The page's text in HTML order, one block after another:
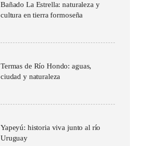
Bañado La Estrella: naturaleza y
cultura en tierra formoseña
Termas de Río Hondo: aguas,
ciudad y naturaleza
Yapeyú: historia viva junto al río
Uruguay